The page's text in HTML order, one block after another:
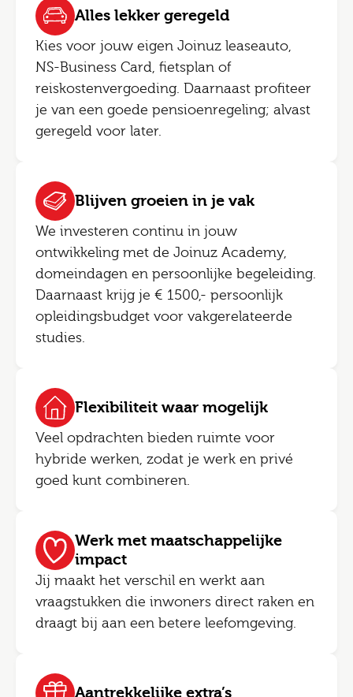
Alles lekker geregeld
Kies voor jouw eigen Joinuz leaseauto,
NS-Business Card, fietsplan of
reiskostenvergoeding. Daarnaast profiteer
je van een goede pensioenregeling; alvast
geregeld voor later.
Blijven groeien in je vak
We investeren continu in jouw
ontwikkeling met de Joinuz Academy,
domeindagen en persoonlijke begeleiding.
Daarnaast krijg je € 1500,- persoonlijk
opleidingsbudget voor vakgerelateerde
studies.
Flexibiliteit waar mogelijk
Veel opdrachten bieden ruimte voor
hybride werken, zodat je werk en privé
goed kunt combineren.
Werk met maatschappelijke
impact
Jij maakt het verschil en werkt aan
vraagstukken die inwoners direct raken en
draagt bij aan een betere leefomgeving.
Aantrekkelijke extra’s